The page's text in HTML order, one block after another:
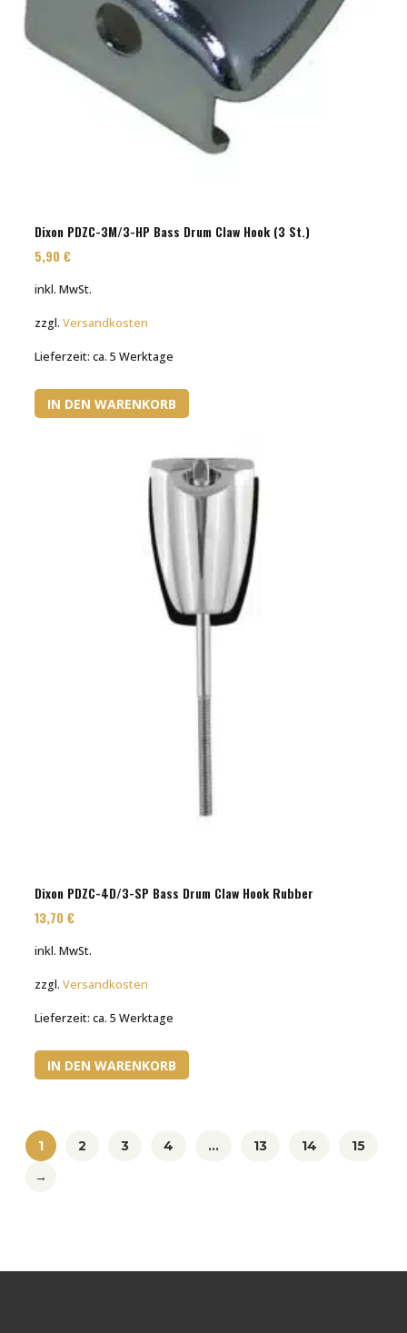
Dixon PDZC-3M/3-HP Bass Drum Claw Hook (3 St.)
5,90€
inkl. MwSt.
zzgl.Versandkosten
Lieferzeit:ca. 5 Werktage
IN DEN WARENKORB
Dixon PDZC-4D/3-SP Bass Drum Claw Hook Rubber
13,70€
inkl. MwSt.
zzgl.Versandkosten
Lieferzeit:ca. 5 Werktage
IN DEN WARENKORB
1 2 3 4 … 13 14
15
→